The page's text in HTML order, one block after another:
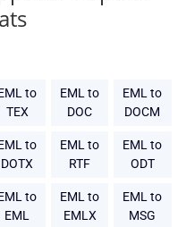
to
TEX
EML to
DOC
EML to
DOCM
to
DOTX
EML to
RTF
EML to
ODT
to
EML
EML to
EMLX
EML to
MSG